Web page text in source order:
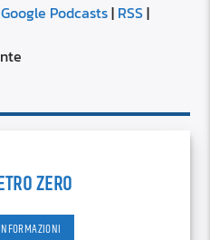
Google Podcasts| RSS|
ZERO